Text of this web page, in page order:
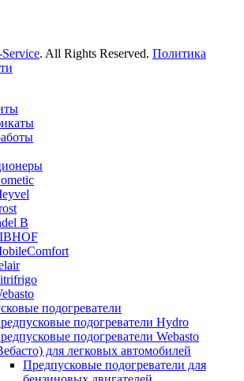
. All Rights Reserved. Политика
B
подогреватели
подогреватели Hydro
подогреватели Webasto
для легковых автомобилей
Предпусковые подогреватели для